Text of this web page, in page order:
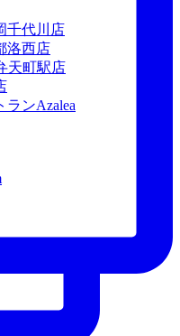
千代川店
洛西店
天町駅店
ランAzalea